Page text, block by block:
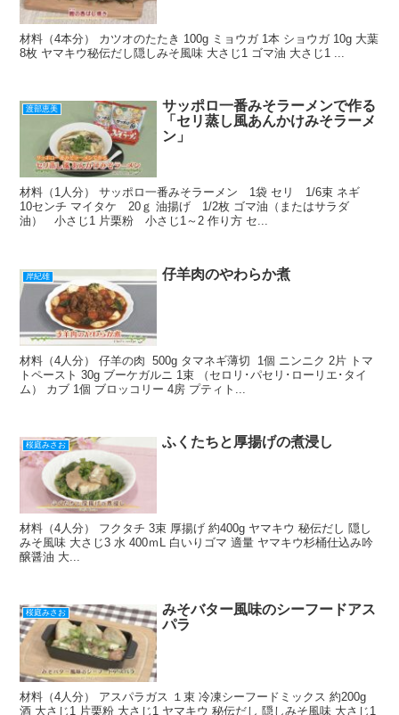
材料（4本分） カツオのたたき 100g ミョウガ 1本 ショウガ 10g 大葉
8枚 ヤマキウ秘伝だし隠しみそ風味 大さじ1 ゴマ油 大さじ1 ...
渡部恵美
サッポロ一番みそラーメンで作る
「セリ蒸し風あんかけみそラーメ
ン」
材料（1人分） サッポロ一番みそラーメン 1袋 セリ 1/6束 ネギ
10センチ マイタケ 20ｇ 油揚げ 1/2枚 ゴマ油（またはサラダ
油） 小さじ1 片栗粉 小さじ1～2 作り方 セ...
岸紀雄 仔羊肉のやわらか煮
材料（4人分） 仔羊の肉 500g タマネギ薄切 1個 ニンニク 2片 トマ
トペースト 30g ブーケガルニ 1束 （セロリ･パセリ･ローリエ･タイ
ム） カブ 1個 ブロッコリー 4房 プティト...
桜庭みさお ふくたちと厚揚げの煮浸し
材料（4人分） フクタチ 3束 厚揚げ 約400g ヤマキウ 秘伝だし 隠し
みそ風味 大さじ3 水 400ｍL 白いりゴマ 適量 ヤマキウ杉桶仕込み吟
醸醤油 大...
桜庭みさお
みそバター風味のシーフードアス
パラ
材料（4人分） アスパラガス １束 冷凍シーフードミックス 約200g
酒 大さじ1 片栗粉 大さじ1 ヤマキウ 秘伝だし 隠しみそ風味 大さじ1